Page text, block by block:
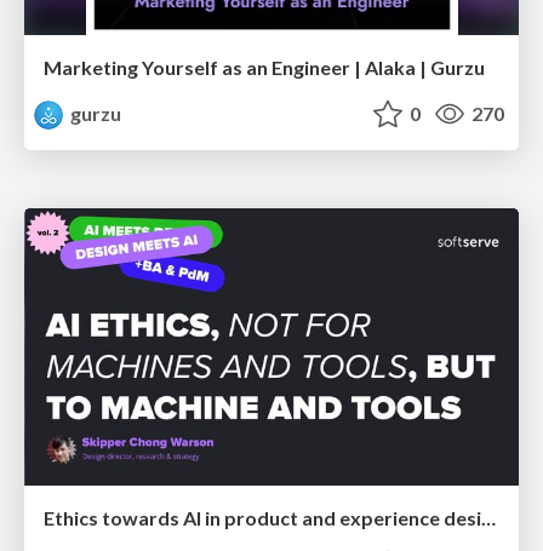
Marketing Yourself as an Engineer | Alaka | Gurzu
gurzu
0 270
Ethics towards AI in product and experience design